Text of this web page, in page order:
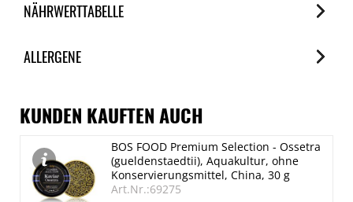
NÄHRWERTTABELLE
je 100g
Fett
72 g
davon gesättigte Fettsäuren
6.2 g
ALLERGENE
Spuren / Enthalten
Glutenhaltige Getreide
Spuren
Eier
Spuren
KUNDEN KAUFTEN AUCH
BOS FOOD Premium Selection - Ossetra
(gueldenstaedtii), Aquakultur, ohne
Konservierungsmittel, China, 30 g
Art.Nr.:69275